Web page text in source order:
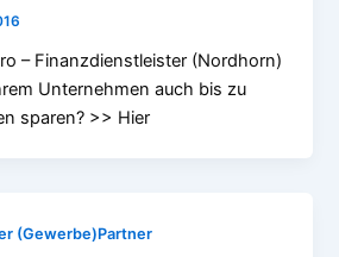
– Finanzdienstleister (Nordhorn)
Unternehmen auch bis zu
sparen? >> Hier
(Gewerbe)Partner